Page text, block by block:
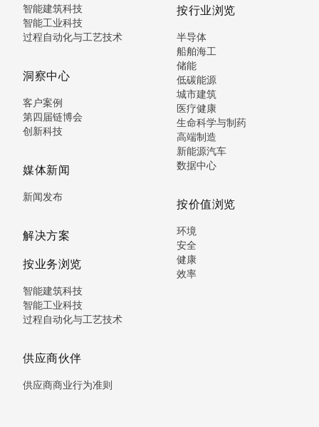
智能建筑科技
智能工业科技
过程自动化与工艺技术
洞察中心
客户案例
第四届链博会
创新科技
媒体新闻
新闻发布
解决方案
按业务浏览
智能建筑科技
智能工业科技
过程自动化与工艺技术
供应商伙伴
供应商商业行为准则
按行业浏览
半导体
船舶海工
储能
低碳能源
城市建筑
医疗健康
生命科学与制药
高端制造
新能源汽车
数据中心
按价值浏览
环境
安全
健康
效率